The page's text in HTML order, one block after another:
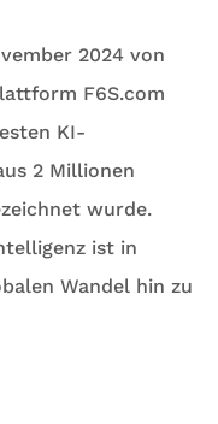
2024 von
F6S.com
KI-
2 Millionen
wurde.
ist in
Wandel hin zu